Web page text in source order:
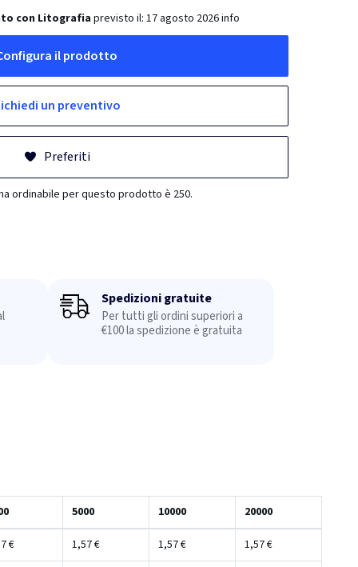
con Litografia previsto il: 17 agosto 2026info
il prodotto
un preventivo
Preferiti
ordinabile per questo prodotto è 250.
Spedizioni gratuite
Per tutti gli ordini superiori a
€100 la spedizione è gratuita
5000 10000 20000
€ 1,57 € 1,57 €
1,57 €